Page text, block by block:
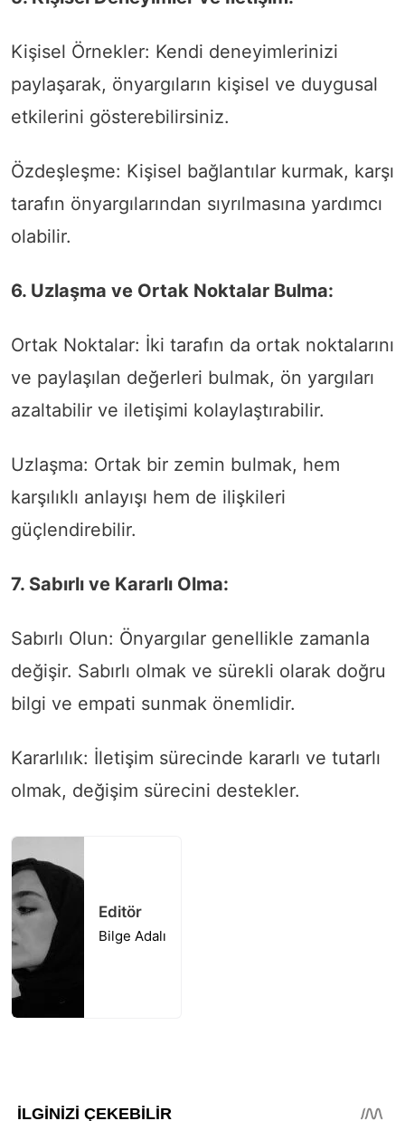
Kişisel Örnekler: Kendi deneyimlerinizi
paylaşarak, önyargıların kişisel ve duygusal
etkilerini gösterebilirsiniz.
Özdeşleşme: Kişisel bağlantılar kurmak, karşı
tarafın önyargılarından sıyrılmasına yardımcı
olabilir.
6. Uzlaşma ve Ortak Noktalar Bulma:
Ortak Noktalar: İki tarafın da ortak noktalarını
ve paylaşılan değerleri bulmak, ön yargıları
azaltabilir ve iletişimi kolaylaştırabilir.
Uzlaşma: Ortak bir zemin bulmak, hem
karşılıklı anlayışı hem de ilişkileri
güçlendirebilir.
7. Sabırlı ve Kararlı Olma:
Sabırlı Olun: Önyargılar genellikle zamanla
değişir. Sabırlı olmak ve sürekli olarak doğru
bilgi ve empati sunmak önemlidir.
Kararlılık: İletişim sürecinde kararlı ve tutarlı
olmak, değişim sürecini destekler.
Editör
Bilge Adalı